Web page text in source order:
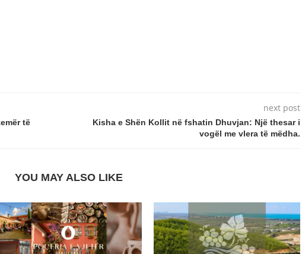
të
next post
Kisha e Shën Kollit në fshatin Dhuvjan: Një thesar i
vogël me vlera të mëdha.
YOU MAY ALSO LIKE